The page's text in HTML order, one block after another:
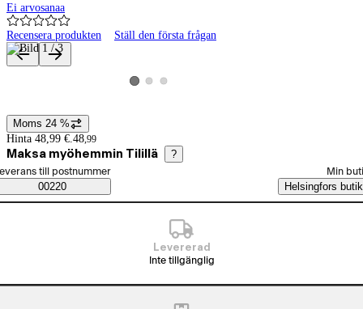
Ei arvosanaa
Recensera produkten Ställ den första frågan
Produktbilder och videor
Visa produktbild 1
Visa produktbild 2
Visa produktbild 3
Prisinformation
Moms 24 %
Hinta 48,99 €. 48,99
Maksa myöhemmin Tilillä ?
Saatavuustiedot
beställningssätt
till postnummer
00220
Min
Helsingfors butik
Levererad
Inte tillgänglig